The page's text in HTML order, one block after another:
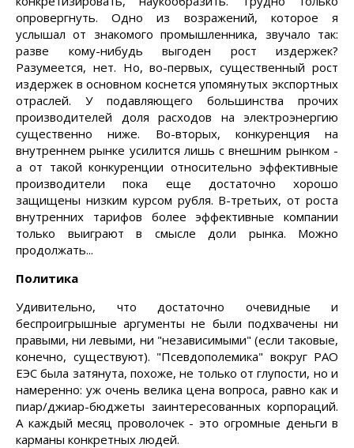
опровергнуть. Одно из возражений, которое я
услышал от знакомого промышленника, звучало так:
разве кому-нибудь выгоден рост издержек?
Разумеется, нет. Но, во-первых, существенный рост
издержек в основном коснется упомянутых экспортных
отраслей. У подавляющего большинства прочих
производителей доля расходов на электроэнергию
существенно ниже. Во-вторых, конкуренция на
внутреннем рынке усилится лишь с внешним рынком -
а от такой конкуренции относительно эффективные
производители пока еще достаточно хорошо
защищены низким курсом рубля. В-третьих, от роста
внутренних тарифов более эффективные компании
только выиграют в смысле доли рынка. Можно
продолжать...
Политика
Удивительно, что достаточно очевидные и
беспроигрышные аргументы не были подхвачены ни
правыми, ни левыми, ни "независимыми" (если таковые,
конечно, существуют). "Псевдополемика" вокруг РАО
ЕЭС была затянута, похоже, не только от глупости, но и
намеренно: уж очень велика цена вопроса, равно как и
пиар/джиар-бюджеты заинтересованных корпораций.
А каждый месяц проволочек - это огромные деньги в
карманы конкретных людей.